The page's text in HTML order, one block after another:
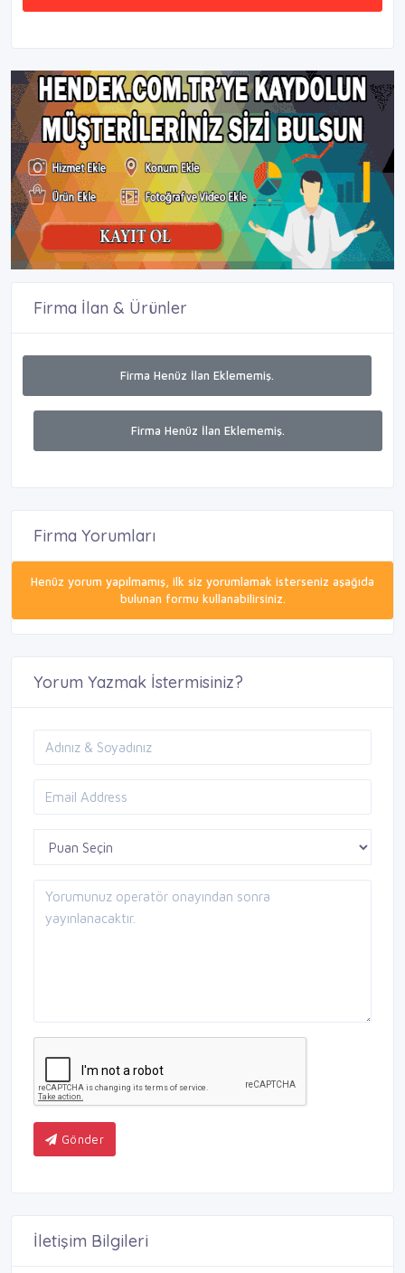
Firma İlan & Ürünler
Firma Henüz İlan Eklememiş.
Firma Henüz İlan Eklememiş.
Firma Yorumları
Henüz yorum yapılmamış, ilk siz yorumlamak isterseniz aşağıda
bulunan formu kullanabilirsiniz.
Yorum Yazmak İstermisiniz?
Gönder
İletişim Bilgileri